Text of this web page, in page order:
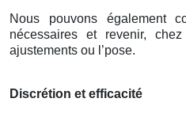
Nous pouvons également
nécessaires et revenir,
ajustements ou l’pose.
Discrétion et efficacité